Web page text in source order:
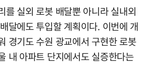
를 실외 로봇 배달뿐 아니라 실내외
달에도 투입할 계획이다. 이번에 개
경기도 수원 광교에서 구현한 로봇
내 아파트 단지에서도 실증한다는